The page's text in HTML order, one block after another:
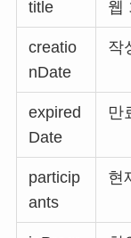
title 웹
creatio
nDate
작
expired
Date
만
particip
ants
현